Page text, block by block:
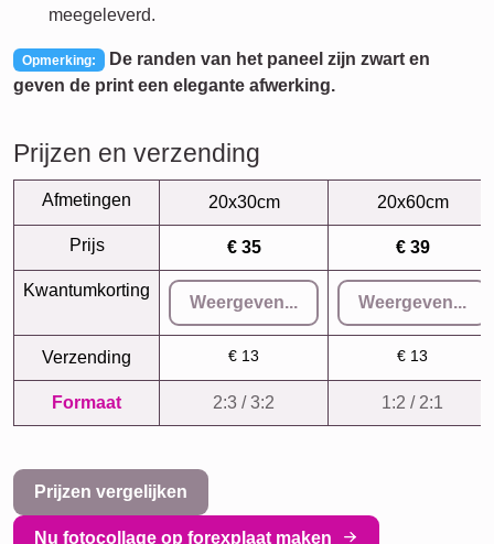
meegeleverd.
Opmerking:
De randen van het paneel zijn zwart en
geven de print een elegante afwerking.
Prijzen en verzending
Afmetingen 20x30cm 20x60cm
Prijs € 35 € 39
Kwantumkorting
Weergeven... Weergeven...
Verzending € 13 € 13
Formaat 2:3 / 3:2 1:2 / 2:1
Prijzen vergelijken
Nu fotocollage op forexplaat maken